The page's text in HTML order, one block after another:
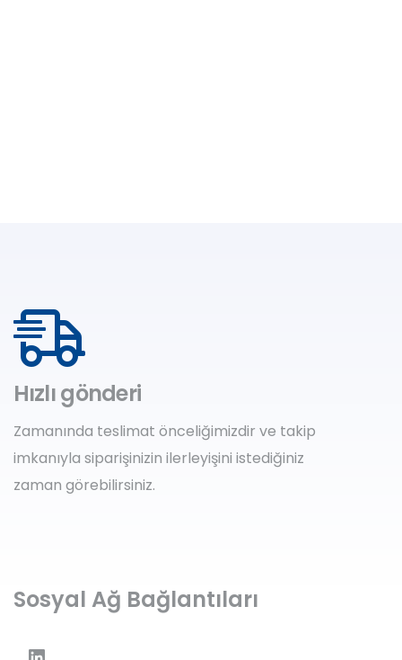
Hızlı gönderi
Zamanında teslimat önceliğimizdir ve takip
imkanıyla siparişinizin ilerleyişini istediğiniz
zaman görebilirsiniz.
Sosyal Ağ Bağlantıları